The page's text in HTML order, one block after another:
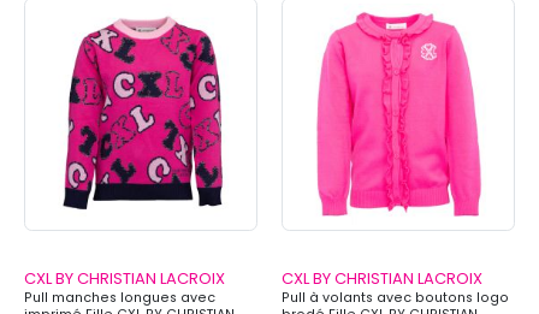
CXL BY CHRISTIAN LACROIX
Pull manches longues avec
CXL BY CHRISTIAN LACROIX
Pull à volants avec boutons logo